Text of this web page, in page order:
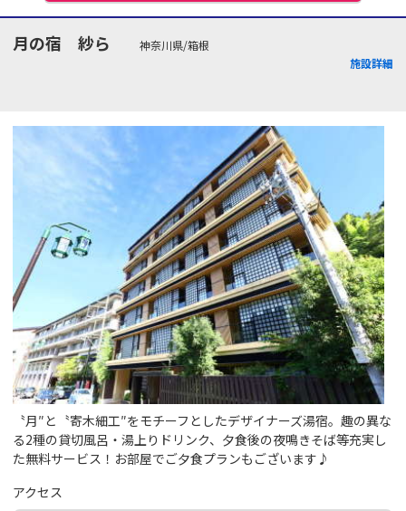
月の宿 紗ら
神奈川県/箱根
施設詳細
〝月″と〝寄木細工″をモチーフとしたデザイナーズ湯宿。趣の異な
る2種の貸切風呂・湯上りドリンク、夕食後の夜鳴きそば等充実し
た無料サービス！お部屋でご夕食プランもございます♪
アクセス